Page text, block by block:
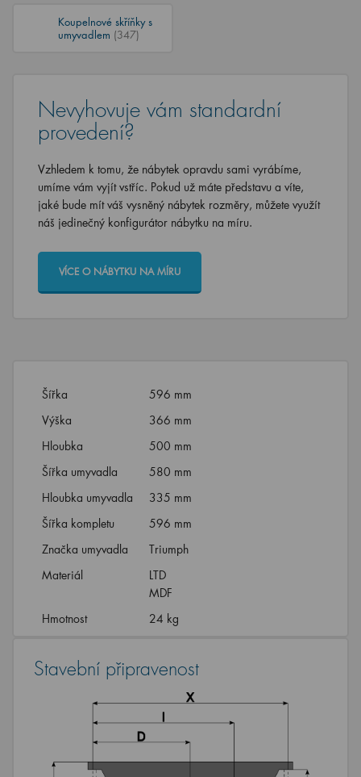
Koupelnové skříňky s
umyvadlem (347)
Nevyhovuje vám standardní
provedení?
Vzhledem k tomu, že nábytek opravdu sami vyrábíme,
umíme vám vyjít vstříc. Pokud už máte představu a víte,
jaké bude mít váš vysněný nábytek rozměry, můžete využít
náš jedinečný konfigurátor nábytku na míru.
VÍCE O NÁBYTKU NA MÍRU
Šířka
596 mm
Výška
366 mm
Hloubka
500 mm
Šířka umyvadla
580 mm
Hloubka umyvadla
335 mm
Šířka kompletu
596 mm
Značka umyvadla
Triumph
Materiál
LTD
MDF
Hmotnost
24 kg
Stavební připravenost